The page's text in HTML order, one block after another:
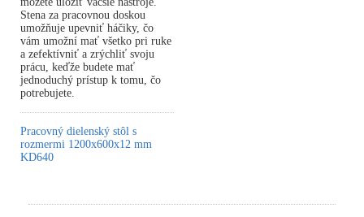
Stena za pracovnou doskou
umožňuje upevniť háčiky, čo
vám umožní mať všetko pri ruke
a zefektívniť a zrýchliť svoju
prácu, keďže budete mať
jednoduchý prístup k tomu, čo
potrebujete.
Pracovný dielenský stôl s
rozmermi 1200x600x12 mm
KD640